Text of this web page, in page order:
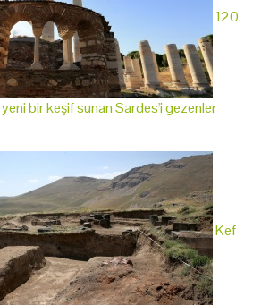
120
yeni bir keşif sunan Sardes'i gezenler
Kef